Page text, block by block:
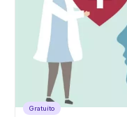
Gratuíto